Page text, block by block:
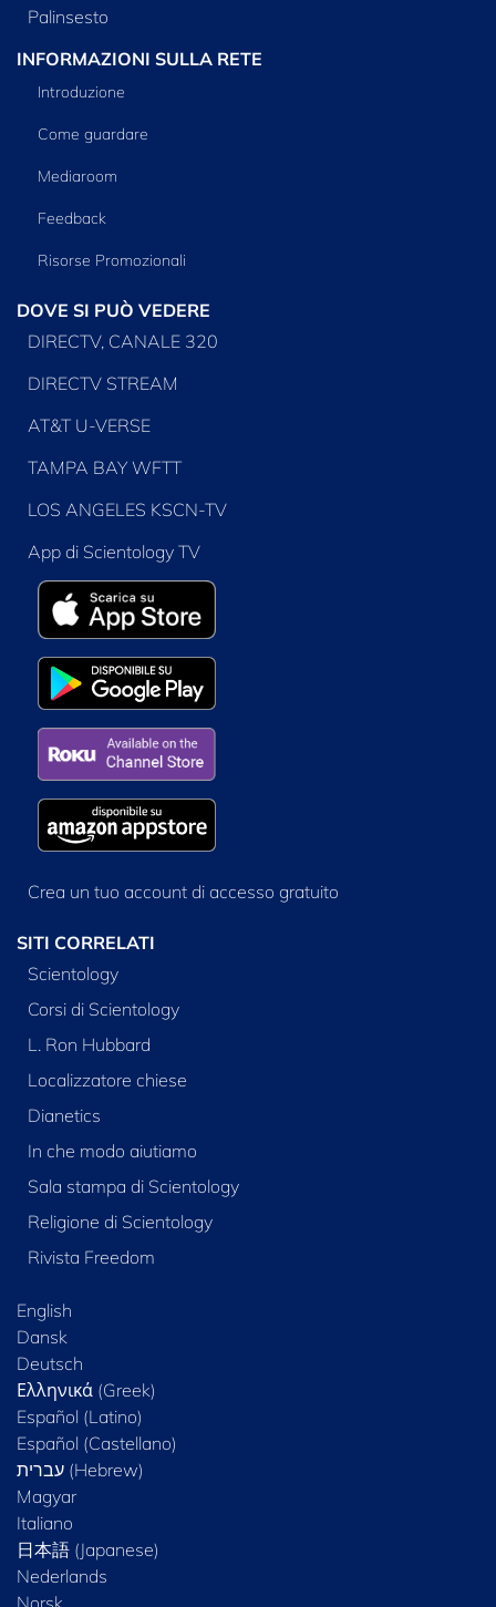
Palinsesto
INFORMAZIONI SULLA RETE
Introduzione
Come guardare
Mediaroom
Feedback
Risorse Promozionali
DOVE SI PUÒ VEDERE
DIRECTV, CANALE 320
DIRECTV STREAM
AT&T U-VERSE
TAMPA BAY WFTT
LOS ANGELES KSCN-TV
App di Scientology TV
Crea un tuo account di accesso gratuito
SITI CORRELATI
Scientology
Corsi di Scientology
L. Ron Hubbard
Localizzatore chiese
Dianetics
In che modo aiutiamo
Sala stampa di Scientology
Religione di Scientology
Rivista Freedom
English
Dansk
Deutsch
Ελληνικά (Greek)
Español (Latino)
Español (Castellano)
Magyar
Italiano
日本語 (Japanese)
Nederlands